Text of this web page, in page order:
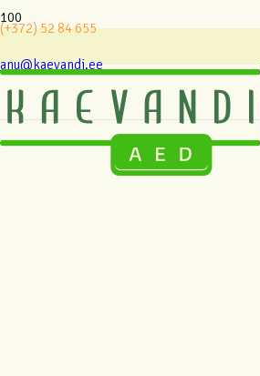
(+372) 52 84 655
anu@kaevandi.ee